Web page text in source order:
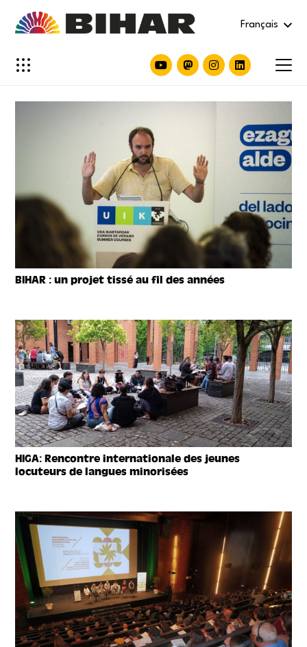
Français
BIHAR : un projet tissé au fil des années
HIGA: Rencontre internationale des jeunes
locuteurs de langues minorisées